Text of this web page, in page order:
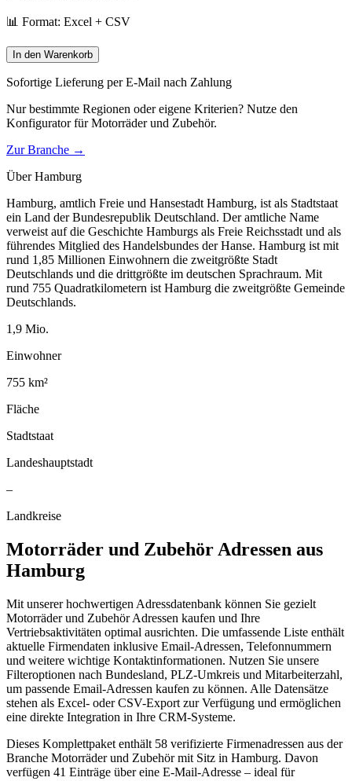
📊 Format: Excel + CSV
In den Warenkorb
Sofortige Lieferung per E-Mail nach Zahlung
Nur bestimmte Regionen oder eigene Kriterien? Nutze den
Konfigurator fürMotorräder und Zubehör.
Zur Branche →
ÜberHamburg
Hamburg, amtlich Freie und Hansestadt Hamburg, ist als Stadtstaat
ein Land der Bundesrepublik Deutschland. Der amtliche Name
verweist auf die Geschichte Hamburgs als Freie Reichsstadt und als
führendes Mitglied des Handelsbundes der Hanse. Hamburg ist mit
rund 1,85 Millionen Einwohnern die zweitgrößte Stadt
Deutschlands und die drittgrößte im deutschen Sprachraum. Mit
rund 755 Quadratkilometern ist Hamburg die zweitgrößte Gemeinde
Deutschlands.
1,9 Mio.
Einwohner
755 km²
Fläche
Stadtstaat
Landeshauptstadt
–
Landkreise
Motorräder und Zubehör Adressen aus
Hamburg
Mit unserer hochwertigen Adressdatenbank können Sie gezielt
Motorräder und Zubehör Adressen kaufen und Ihre
Vertriebsaktivitäten optimal ausrichten. Die umfassende Liste enthält
aktuelle Firmendaten inklusive Email-Adressen, Telefonnummern
und weitere wichtige Kontaktinformationen. Nutzen Sie unsere
Filteroptionen nach Bundesland, PLZ-Umkreis und Mitarbeiterzahl,
um passende Email-Adressen kaufen zu können. Alle Datensätze
stehen als Excel- oder CSV-Export zur Verfügung und ermöglichen
eine direkte Integration in Ihre CRM-Systeme.
Dieses Komplettpaket enthält 58 verifizierte Firmenadressen aus der
Branche Motorräder und Zubehörmit Sitz in Hamburg. Davon
verfügen 41 Einträge über eine E-Mail-Adresse – ideal für